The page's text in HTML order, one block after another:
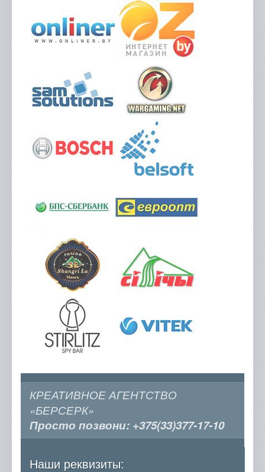
КРЕАТИВНОЕ АГЕНТСТВО
«БЕРСЕРК»
Просто позвони: +375(33)377-17-10
Наши реквизиты: